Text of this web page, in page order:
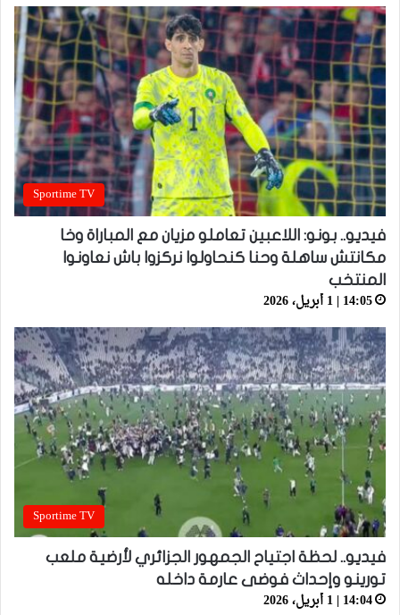
Sportime TV
فيديو.. بونو: اللاعبين تعاملو مزيان مع المباراة وخا
مكانتش ساهلة وحنا كنحاولوا نركزوا باش نعاونوا
المنتخب
14:05 | 1 أبريل، 2026
Sportime TV
فيديو.. لحظة اجتياح الجمهور الجزائري لأرضية ملعب
تورينو وإحداث فوضى عارمة داخله
14:04 | 1 أبريل، 2026